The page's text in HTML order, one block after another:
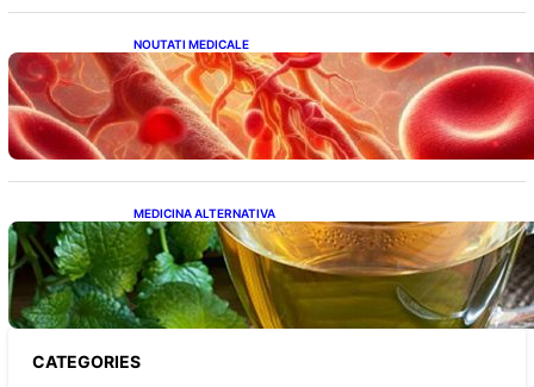
NOUTATI MEDICALE
Vitamina K: Beneficii, Riscuri și Interacțiuni
în Coagularea Sângelui
MEDICINA ALTERNATIVA
Roinița: Soluția Naturală pentru Reducerea
Cortizolului și Îmbunătățirea Somnului
CATEGORIES